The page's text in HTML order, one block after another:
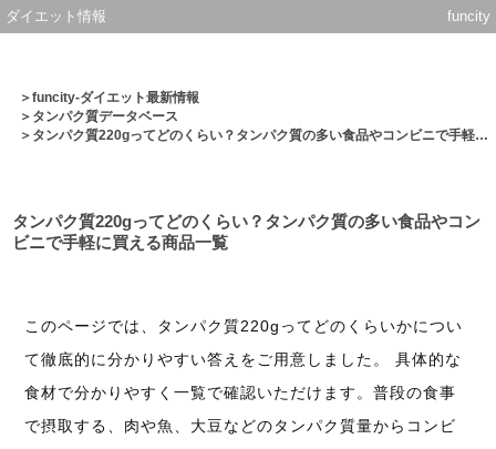
ダイエット情報 funcity
＞funcity-ダイエット最新情報
＞ タンパク質データベース
＞タンパク質220gってどのくらい？タンパク質の多い食品やコンビニで手軽に買える商品一覧
タンパク質220gってどのくらい？タンパク質の多い食品やコン
ビニで手軽に買える商品一覧
このページでは、タンパク質220gってどのくらいかについ
て徹底的に分かりやすい答えをご用意しました。 具体的な
食材で分かりやすく一覧で確認いただけます。普段の食事
で摂取する、肉や魚、大豆などのタンパク質量からコンビ